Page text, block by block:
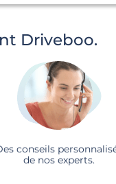
Driveboo.
conseils
de nos experts.